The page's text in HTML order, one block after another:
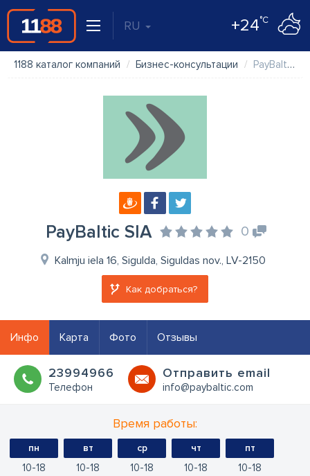
RU +24°C
1188 каталог компаний Бизнес-консультации PayBaltic SIA
PayBaltic SIA 0
Kalmju iela 16, Sigulda, Siguldas nov., LV-2150
Как добраться?
Инфо Карта Фото Отзывы
23994966
Телефон
Oтправить email
info@paybaltic.com
Время работы:
пн
10 18
вт
10 18
ср
10 18
чт
10 18
пт
10 18